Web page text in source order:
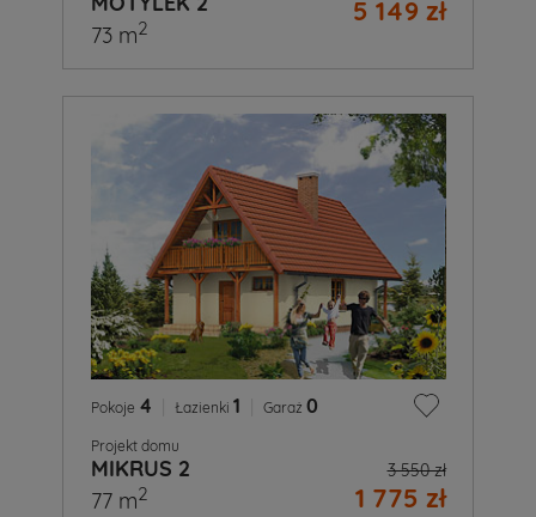
5 149 zł
73 m2
Pokoje 4 Łazienki 1 Garaż 0
Projekt domu
MIKRUS 2 3 550 zł
1 775 zł
77 m2